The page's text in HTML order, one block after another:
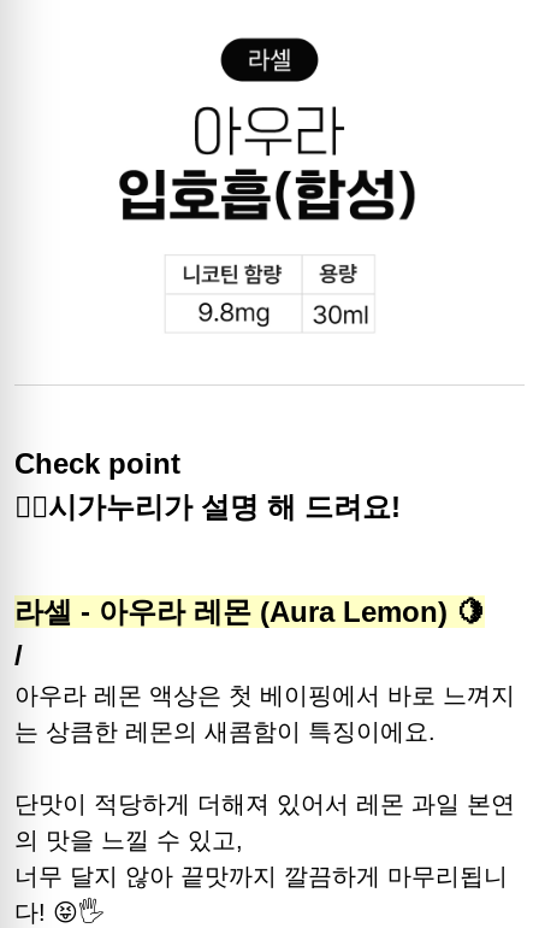
Check point
🙋‍♀️시가누리가 설명 해 드려요!
라셀 - 아우라 레몬 (Aura Lemon) 🍋
/
아우라 레몬 액상은 첫 베이핑에서 바로 느껴지
는 상큼한 레몬의 새콤함이 특징이에요.
단맛이 적당하게 더해져 있어서 레몬 과일 본연
의 맛을 느낄 수 있고,
너무 달지 않아 끝맛까지 깔끔하게 마무리됩니
다! 😝🖐